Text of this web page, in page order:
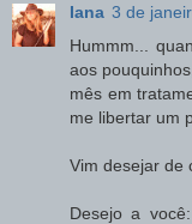
Iana 3 de
Hummm...
aos
mês em
me libertar um
Vim desejar de
Desejo a